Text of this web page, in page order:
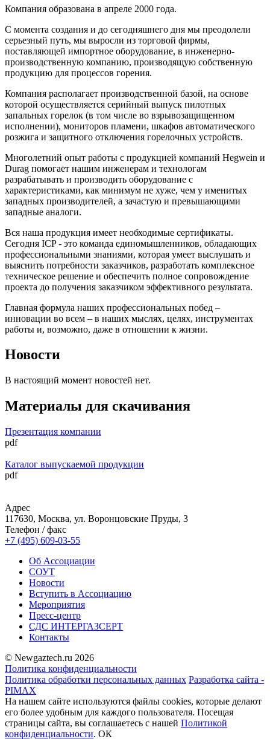
Компания образована в апреле 2000 года.
С момента создания и до сегодняшнего дня мы преодолели
серьезный путь, мы выросли из торговой фирмы,
поставляющей импортное оборудование, в инженерно-
производственную компанию, производящую собственную
продукцию для процессов горения.
Компания располагает производственной базой, на основе
которой осуществляется серийный выпуск пилотных
запальных горелок (в том числе во взрывозащищенном
исполнении), мониторов пламени, шкафов автоматического
розжига и защитного отключения горелочных устройств.
Многолетний опыт работы с продукцией компаний Hegwein и
Durag помогает нашим инженерам и технологам
разрабатывать и производить оборудование с
характеристиками, как минимум не хуже, чем у именитых
западных производителей, а зачастую и превышающими
западные аналоги.
Вся наша продукция имеет необходимые сертификаты.
Сегодня ICP - это команда единомышленников, обладающих
профессиональными знаниями, которая умеет выслушать и
выяснить потребности заказчиков, разработать комплексное
техническое решение и обеспечить полное сопровождение
проекта до получения заказчиком эффективного результата.
Главная формула наших профессиональных побед –
инновации во всем – в наших мыслях, целях, инструментах
работы и, возможно, даже в отношении к жизни.
Новости
В настоящий момент новостей нет.
Материалы для скачивания
Презентация компании
pdf
Каталог выпускаемой продукции
pdf
Адрес
117630, Москва, ул. Воронцовские Пруды, 3
Телефон / факс
+7 (495) 609-03-55
Об Ассоциации
СОУТ
Новости
Вступить в Ассоциацию
Мероприятия
Пресс-центр
СДС ИНТЕРГАЗСЕРТ
Контакты
© Newgaztech.ru 2026
Политика конфиденциальности
Политика обработки персональных данных Разработка сайта -
PIMAX
На нашем сайте используются файлы cookies, которые делают
его более удобным для каждого пользователя. Посещая
страницы сайта, вы соглашаетесь c нашей Политикой
конфиденциальности. ОК